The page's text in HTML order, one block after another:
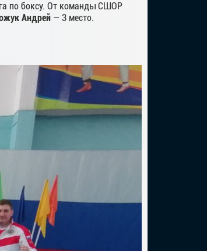
по боксу. От команды СШОР
Андрей — 3 место.